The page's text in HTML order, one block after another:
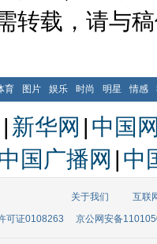
转载，请与
育 图片 娱乐 时尚 明星 情感
| 新华网 | 中国
国广播网 | 中
关于我们
互联
可证0108263
京公网安备